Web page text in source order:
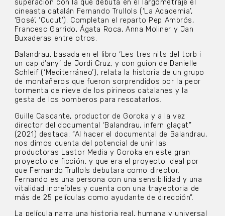
superación con la que debuta en el largometraje el
cineasta catalán Fernando Trullols (‘La Academia’,
‘Bosé’, ‘Cucut’). Completan el reparto Pep Ambrós,
Francesc Garrido, Ágata Roca, Anna Moliner y Jan
Buxaderas entre otros.
Balandrau, basada en el libro ‘Les tres nits del torb i
un cap d’any’ de Jordi Cruz, y con guion de Danielle
Schleif (‘Mediterráneo’), relata la historia de un grupo
de montañeros que fueron sorprendidos por la peor
tormenta de nieve de los pirineos catalanes y la
gesta de los bomberos para rescatarlos.
Guille Cascante, productor de Goroka y a la vez
director del documental ‘Balandrau, infern glaçat”
(2021) destaca: “Al hacer el documental de Balandrau,
nos dimos cuenta del potencial de unir las
productoras Lastor Media y Goroka en este gran
proyecto de ficción, y que era el proyecto ideal por
que Fernando Trullols debutara como director.
Fernando es una persona con una sensibilidad y una
vitalidad increíbles y cuenta con una trayectoria de
más de 25 películas como ayudante de dirección”.
La película narra una historia real, humana y universal